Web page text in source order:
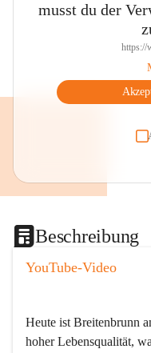
musst du der
https://
Beschreibung
YouTube-Video
Heute ist Breitenbrunn
hoher Lebensqualität,